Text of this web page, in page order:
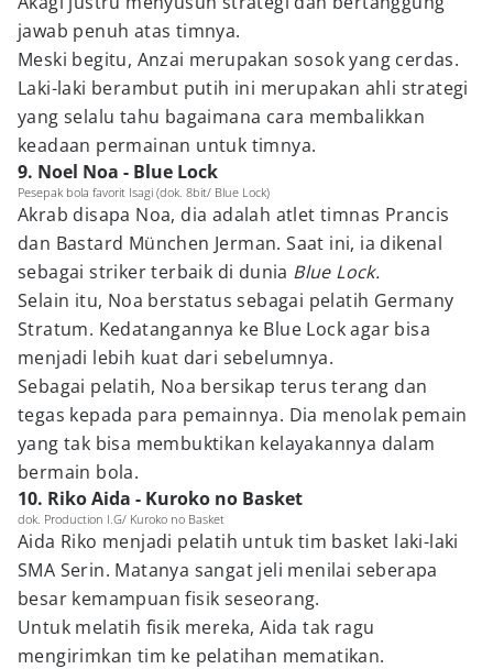
jawab penuh atas timnya.
Meski begitu, Anzai merupakan sosok yang cerdas.
Laki-laki berambut putih ini merupakan ahli strategi
yang selalu tahu bagaimana cara membalikkan
keadaan permainan untuk timnya.
9. Noel Noa - Blue Lock
Pesepak bola favorit Isagi (dok. 8bit/ Blue Lock)
Akrab disapa Noa, dia adalah atlet timnas Prancis
dan Bastard München Jerman. Saat ini, ia dikenal
sebagai striker terbaik di dunia Blue Lock.
Selain itu, Noa berstatus sebagai pelatih Germany
Stratum. Kedatangannya ke Blue Lock agar bisa
menjadi lebih kuat dari sebelumnya.
Sebagai pelatih, Noa bersikap terus terang dan
tegas kepada para pemainnya. Dia menolak pemain
yang tak bisa membuktikan kelayakannya dalam
bermain bola.
10. Riko Aida - Kuroko no Basket
dok. Production I.G/ Kuroko no Basket
Aida Riko menjadi pelatih untuk tim basket laki-laki
SMA Serin. Matanya sangat jeli menilai seberapa
besar kemampuan fisik seseorang.
Untuk melatih fisik mereka, Aida tak ragu
mengirimkan tim ke pelatihan mematikan.